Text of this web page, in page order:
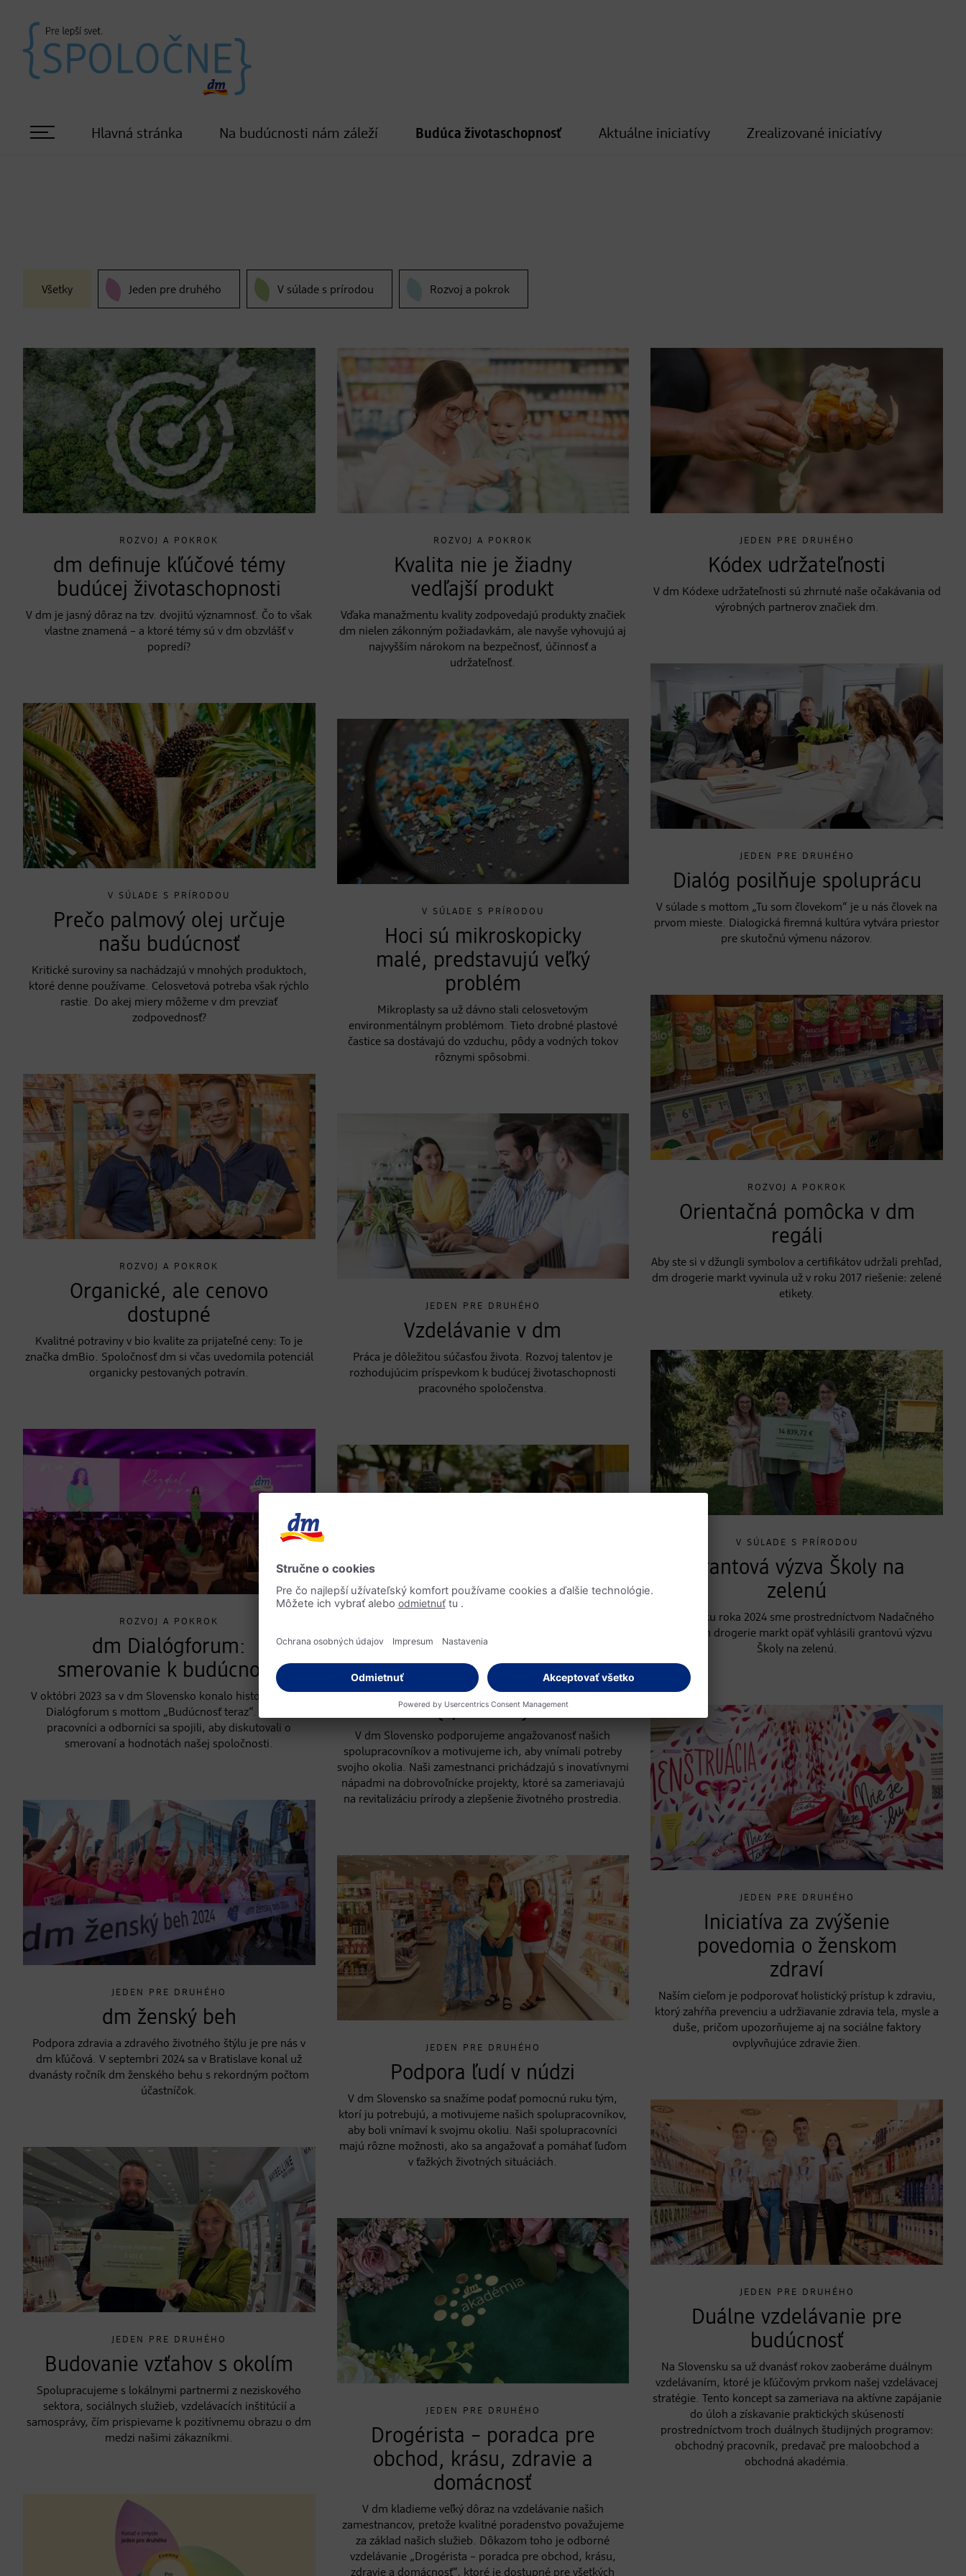
Hlavná stránka Na budúcnosti nám záleží Budúca životaschopnosť Aktuálne iniciatívy Zrealizované iniciatívy
Všetky Jeden pre druhého V súlade s prírodou Rozvoj a pokrok
ROZVOJ A POKROK
dm definuje kľúčové témy
budúcej životaschopnosti
V dm je jasný dôraz na tzv. dvojitú významnosť. Čo to však
vlastne znamená – a ktoré témy sú v dm obzvlášť v
popredí?
V SÚLADE S PRÍRODOU
Prečo palmový olej určuje
našu budúcnosť
Kritické suroviny sa nachádzajú v mnohých produktoch,
ktoré denne používame. Celosvetová potreba však rýchlo
rastie. Do akej miery môžeme v dm prevziať
zodpovednosť?
ROZVOJ A POKROK
Organické, ale cenovo
dostupné
Kvalitné potraviny v bio kvalite za prijateľné ceny: To je
značka dmBio. Spoločnosť dm si včas uvedomila potenciál
organicky pestovaných potravín.
ROZVOJ A POKROK
dm Dialógforum:
smerovanie k budúcnosti
V októbri 2023 sa v dm Slovensko konalo historicky prvé
Dialógforum s mottom „Budúcnosť teraz“. Vedúci
pracovníci a odborníci sa spojili, aby diskutovali o
smerovaní a hodnotách našej spoločnosti.
JEDEN PRE DRUHÉHO
dm ženský beh
Podpora zdravia a zdravého životného štýlu je pre nás v
dm kľúčová. V septembri 2024 sa v Bratislave konal už
dvanásty ročník dm ženského behu s rekordným počtom
účastníčok.
JEDEN PRE DRUHÉHO
Budovanie vzťahov s okolím
Spolupracujeme s lokálnymi partnermi z neziskového
sektora, sociálnych služieb, vzdelávacích inštitúcií a
samosprávy, čím prispievame k pozitívnemu obrazu o dm
medzi našimi zákazníkmi.
ROZVOJ A POKROK
Kvalita nie je žiadny
vedľajší produkt
Vďaka manažmentu kvality zodpovedajú produkty značiek
dm nielen zákonným požiadavkám, ale navyše vyhovujú aj
najvyšším nárokom na bezpečnosť, účinnosť a
udržateľnosť.
V SÚLADE S PRÍRODOU
Hoci sú mikroskopicky
malé, predstavujú veľký
problém
Mikroplasty sa už dávno stali celosvetovým
environmentálnym problémom. Tieto drobné plastové
častice sa dostávajú do vzduchu, pôdy a vodných tokov
rôznymi spôsobmi.
JEDEN PRE DRUHÉHO
Vzdelávanie v dm
Práca je dôležitou súčasťou života. Rozvoj talentov je
rozhodujúcim príspevkom k budúcej životaschopnosti
pracovného spoločenstva.
JEDEN PRE DRUHÉHO
Iniciatíva firemného
dobrovoľníctva dm
{spoločne}
V dm Slovensko podporujeme angažovanosť našich
spolupracovníkov a motivujeme ich, aby vnímali potreby
svojho okolia. Naši zamestnanci prichádzajú s inovatívnymi
nápadmi na dobrovoľnícke projekty, ktoré sa zameriavajú
na revitalizáciu prírody a zlepšenie životného prostredia.
JEDEN PRE DRUHÉHO
Podpora ľudí v núdzi
V dm Slovensko sa snažíme podať pomocnú ruku tým,
ktorí ju potrebujú, a motivujeme našich spolupracovníkov,
aby boli vnímaví k svojmu okoliu. Naši spolupracovníci
majú rôzne možnosti, ako sa angažovať a pomáhať ľuďom
v ťažkých životných situáciách.
JEDEN PRE DRUHÉHO
Drogérista – poradca pre
obchod, krásu, zdravie a
domácnosť
V dm kladieme veľký dôraz na vzdelávanie našich
zamestnancov, pretože kvalitné poradenstvo považujeme
za základ našich služieb. Dôkazom toho je odborné
vzdelávanie „Drogérista – poradca pre obchod, krásu,
zdravie a domácnosť“, ktoré je dostupné pre všetkých
JEDEN PRE DRUHÉHO
Kódex udržateľnosti
V dm Kódexe udržateľnosti sú zhrnuté naše očakávania od
výrobných partnerov značiek dm.
JEDEN PRE DRUHÉHO
Dialóg posilňuje spoluprácu
V súlade s mottom „Tu som človekom“ je u nás človek na
prvom mieste. Dialogická firemná kultúra vytvára priestor
pre skutočnú výmenu názorov.
ROZVOJ A POKROK
Orientačná pomôcka v dm
regáli
Aby ste si v džungli symbolov a certifikátov udržali prehľad,
dm drogerie markt vyvinula už v roku 2017 riešenie: zelené
etikety.
V SÚLADE S PRÍRODOU
Grantová výzva Školy na
zelenú
Na začiatku roka 2024 sme prostredníctvom Nadačného
fondu dm drogerie markt opäť vyhlásili grantovú výzvu
Školy na zelenú.
JEDEN PRE DRUHÉHO
Iniciatíva za zvýšenie
povedomia o ženskom
zdraví
Naším cieľom je podporovať holistický prístup k zdraviu,
ktorý zahŕňa prevenciu a udržiavanie zdravia tela, mysle a
duše, pričom upozorňujeme aj na sociálne faktory
ovplyvňujúce zdravie žien.
JEDEN PRE DRUHÉHO
Duálne vzdelávanie pre
budúcnosť
Na Slovensku sa už dvanásť rokov zaoberáme duálnym
vzdelávaním, ktoré je kľúčovým prvkom našej vzdelávacej
stratégie. Tento koncept sa zameriava na aktívne zapájanie
do úloh a získavanie praktických skúseností
prostredníctvom troch duálnych študijných programov:
obchodný pracovník, predavač pre maloobchod a
obchodná akadémia.